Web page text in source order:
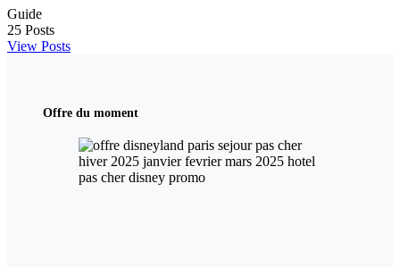
Guide
25 Posts
View Posts
Offre du moment